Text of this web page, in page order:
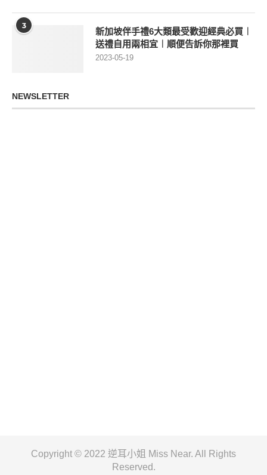
3
新加坡伴手禮6大類最受歡迎經典必買︱
送禮自用兩相宜︱順便告訴你那裡買
2023-05-19
NEWSLETTER
Copyright © 2022 逆耳小姐 Miss Near. All Rights
Reserved.